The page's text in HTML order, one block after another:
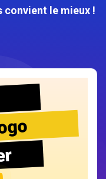
convient le mieux !